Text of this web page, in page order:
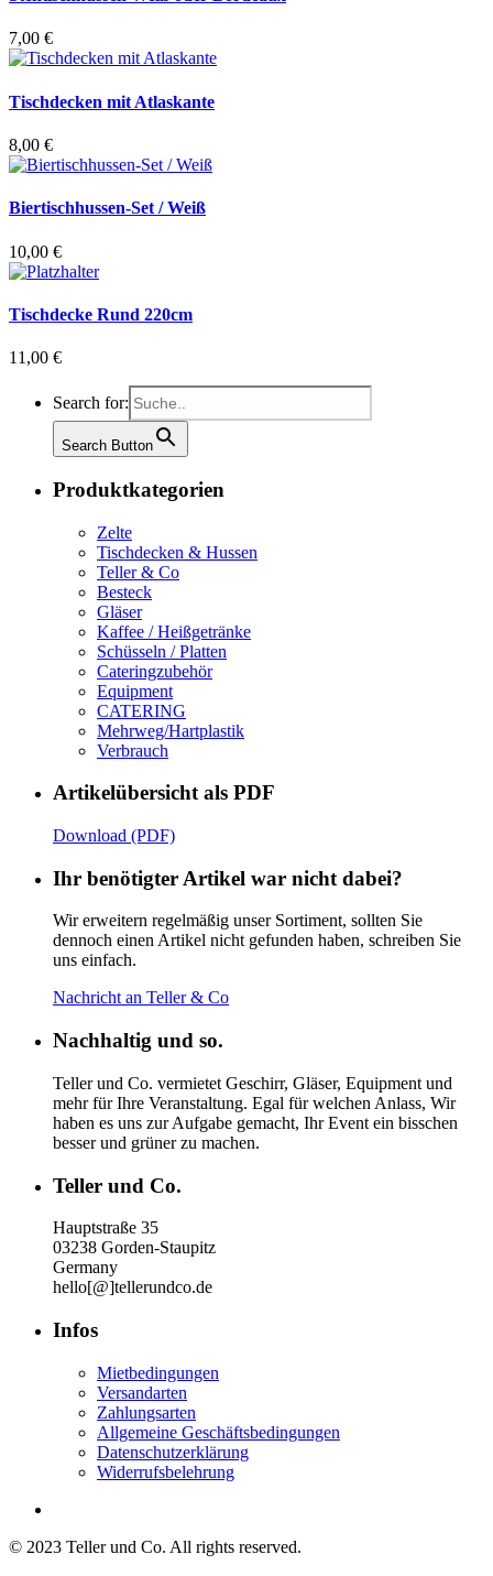
7,00 €
Tischdecken mit Atlaskante
8,00 €
Biertischhussen-Set / Weiß
10,00 €
Tischdecke Rund 220cm
11,00 €
Search for:
Search Button
Produktkategorien
Zelte
Tischdecken & Hussen
Teller & Co
Besteck
Gläser
Kaffee / Heißgetränke
Schüsseln / Platten
Cateringzubehör
Equipment
CATERING
Mehrweg/Hartplastik
Verbrauch
Artikelübersicht als PDF
Download (PDF)
Ihr benötigter Artikel war nicht dabei?
Wir erweitern regelmäßig unser Sortiment, sollten Sie
dennoch einen Artikel nicht gefunden haben, schreiben Sie
uns einfach.
Nachricht an Teller & Co
Nachhaltig und so.
Teller und Co. vermietet Geschirr, Gläser, Equipment und
mehr für Ihre Veranstaltung. Egal für welchen Anlass, Wir
haben es uns zur Aufgabe gemacht, Ihr Event ein bisschen
besser und grüner zu machen.
Teller und Co.
Hauptstraße 35
03238 Gorden-Staupitz
Germany
hello[@]tellerundco.de
Infos
Mietbedingungen
Versandarten
Zahlungsarten
Allgemeine Geschäftsbedingungen
Datenschutzerklärung
Widerrufsbelehrung
© 2023 Teller und Co. All rights reserved.